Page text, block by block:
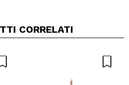
un video o una foto
CORRELATI